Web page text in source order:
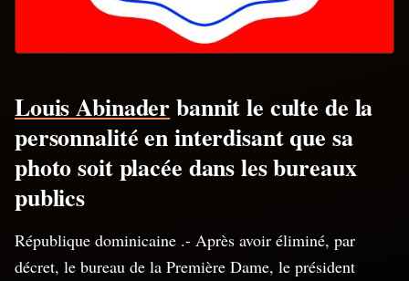
Louis Abinaderbannit le culte de la
personnalité en interdisant que sa
photo soit placée dans les bureaux
publics
République dominicaine .- Après avoir éliminé, par
décret, le bureau de la Première Dame, le président